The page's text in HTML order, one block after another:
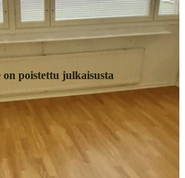
poistettu julkaisusta